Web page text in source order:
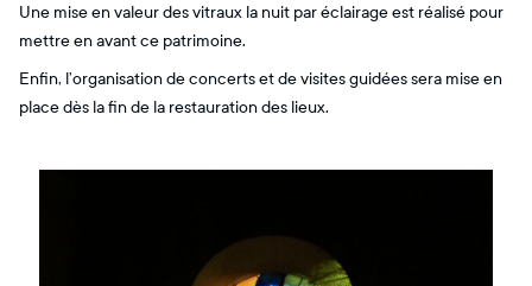
Une mise en valeur des vitraux la nuit par éclairage est réalisé pour
mettre en avant ce patrimoine.
Enfin, l’organisation de concerts et de visites guidées sera mise en
place dès la fin de la restauration des lieux.